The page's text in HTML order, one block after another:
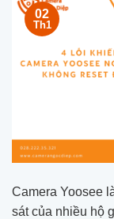
02
Th1
Camera Yoosee
sát của nhiều hộ